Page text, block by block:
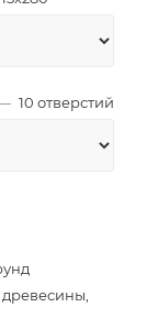
10 отверстий